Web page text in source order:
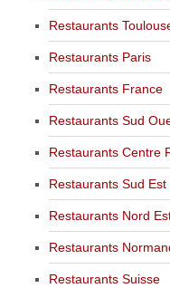
Restaurants
Restaurants Paris
Restaurants France
Restaurants Sud
Restaurants Centre
Restaurants Sud
Restaurants Nord
Restaurants
Restaurants Suisse